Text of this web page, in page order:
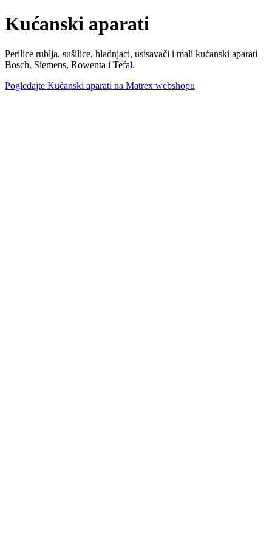
Kućanski aparati
Perilice rublja, sušilice, hladnjaci, usisavači i mali kućanski aparati
Bosch, Siemens, Rowenta i Tefal.
Pogledajte Kućanski aparati na Matrex webshopu